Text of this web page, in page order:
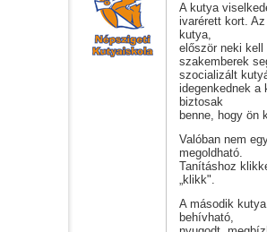
A kutya
ivarérett kort.
kutya,
először neki
szakemberek
szocializált
idegenkednek a
biztosak
benne, hogy ön
Valóban nem
megoldható.
Tanításhoz
„klikk".
A második
behívható,